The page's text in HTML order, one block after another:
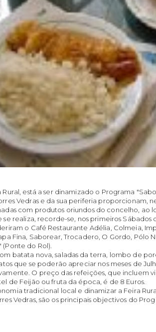
está a ser dinamizado o Programa
Vedras e da sua periferia proporcionam,
com produtos oriundos do concelho, ao
se realiza, recorde-se, nos primeiros
o Café Restaurante Adélia, Colmeia,
Fina, Saborear, Trocadero, O Gordo, Pólo
do Rol).
batata nova, saladas da terra, lombo de
que se poderão apreciar nos meses de
O preço das refeições, que incluem
de Feijão ou fruta da época, é de 8 Euros.
tradicional local e dinamizar a Feira
Vedras, são os principais objectivos do